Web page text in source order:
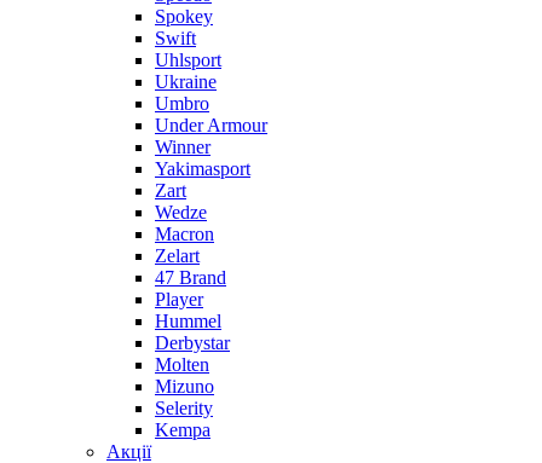
Spokey
Swift
Uhlsport
Ukraine
Umbro
Under Armour
Winner
Yakimasport
Zart
Wedze
Macron
Zelart
47 Brand
Player
Hummel
Derbystar
Molten
Mizuno
Selerity
Kempa
Акції